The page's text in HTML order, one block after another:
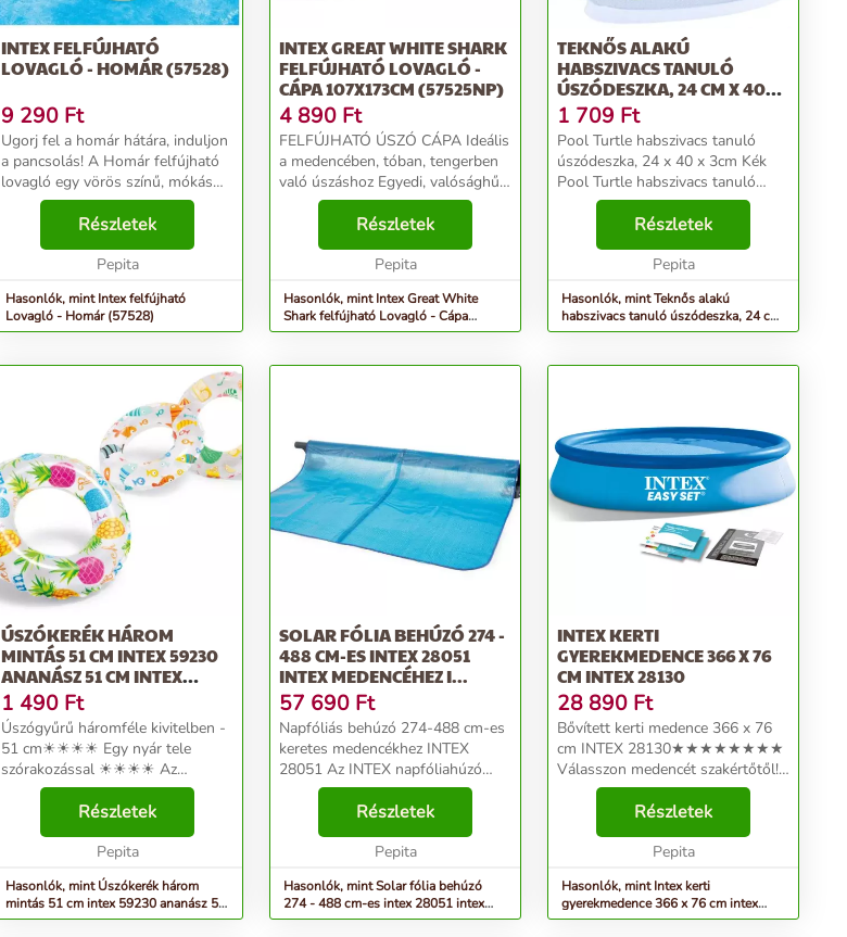
INTEX FELFÚJHATÓ
LOVAGLÓ - HOMÁR (57528)
9 290 Ft
Ugorj fel a homár hátára, induljon
a pancsolás! A Homár felfújható
lovagló egy vörös színű, mókás
rák figura, akire fel tudsz mászni a
medencében. A homárral vicces
játékokat játszhattok, például
Részletek
Pepita
Hasonlók, mint Intex felfújható
Lovagló - Homár (57528)
INTEX GREAT WHITE SHARK
FELFÚJHATÓ LOVAGLÓ -
CÁPA 107X173CM (57525NP)
4 890 Ft
FELFÚJHATÓ ÚSZÓ CÁPA Ideális
a medencében, tóban, tengerben
való úszáshoz Egyedi, valósághű
kialakítás és forma Két erős
fogantyú Nagy fekvőfelület Tartós
PVC-ből készült ( 0. 25 mm )
Úszás közben sta...
Részletek
Pepita
Hasonlók, mint Intex Great White
Shark felfújható Lovagló - Cápa
107x173cm (57525NP)
TEKNŐS ALAKÚ
HABSZIVACS TANULÓ
ÚSZÓDESZKA, 24 CM X 40
CM X 3 CM, MINTÁS
1 709 Ft
Pool Turtle habszivacs tanuló
úszódeszka, 24 x 40 x 3cm Kék
Pool Turtle habszivacs tanuló
úszódeszka, 24 x 40 x 3cm KékA
leírás automata fordítóval készült,
folyamatosan dolgozunk a
szövegek javítá...
Részletek
Pepita
Hasonlók, mint Teknős alakú
habszivacs tanuló úszódeszka, 24 cm
x 40 cm x 3 cm, Mintás
ÚSZÓKERÉK HÁROM
MINTÁS 51 CM INTEX 59230
ANANÁSZ 51 CM INTEX
5923...
1 490 Ft
Úszógyűrű háromféle kivitelben -
51 cm☀☀☀☀ Egy nyár tele
szórakozással ☀☀☀☀ Az
úszógyűrű a nyaralási összeállítás
legnépszerűbb darabja. A színes
grafikák a gyerekeket a vízben
való játékra ösztönzik....
Részletek
Pepita
Hasonlók, mint Úszókerék három
mintás 51 cm intex 59230 ananász 51
cm intex 5923...
SOLAR FÓLIA BEHÚZÓ 274 -
488 CM-ES INTEX 28051
INTEX MEDENCÉHEZ I...
57 690 Ft
Napfóliás behúzó 274-488 cm-es
keretes medencékhez INTEX
28051 Az INTEX napfóliahúzó
elengedhetetlen eszköz azok
számára, akik szeretnék
kihasználni a napfólia előnyeit. A
fólia felmelegíti a vizet és...
Részletek
Pepita
Hasonlók, mint Solar fólia behúzó
274 - 488 cm-es intex 28051 intex
medencéhez i...
INTEX KERTI
GYEREKMEDENCE 366 X 76
CM INTEX 28130
28 890 Ft
Bővített kerti medence 366 x 76
cm INTEX 28130★★★★★★★★
Válasszon medencét szakértőtől!!!
★★★ ★ Élvezze a nyarat a saját
kertjében, és élvezze a forró
napokat a medencében. ★
Azonnal használatra kész. ...
Részletek
Pepita
Hasonlók, mint Intex kerti
gyerekmedence 366 x 76 cm intex
28130